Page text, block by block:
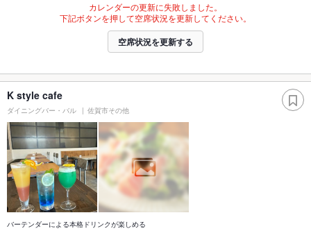
カレンダーの更新に失敗しました。
下記ボタンを押して空席状況を更新してください。
空席状況を更新する
K style cafe
ダイニングバー・バル 佐賀市その他
バーテンダーによる本格ドリンクが楽しめる